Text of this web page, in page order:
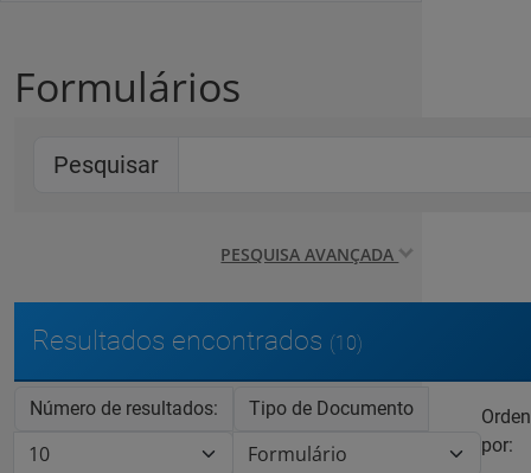
Formulários
Pesquisar
PESQUISA AVANÇADA
Resultados encontrados (10)
Número de resultados: Tipo de Documento
por: